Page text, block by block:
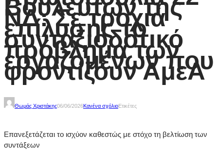
Βουλευτών της
ΝΔ: Σε τροχιά
επίλυσης το
συνταξιοδοτικό
πρόβλημα των
εργαζομένων που
φροντίζουν ΑμεΑ
Θωμάς Χριστάκης06/06/2026Κανένα σχόλιοΕτικέτες
Επανεξετάζεται το ισχύον καθεστώς με στόχο τη βελτίωση των
συντάξεων